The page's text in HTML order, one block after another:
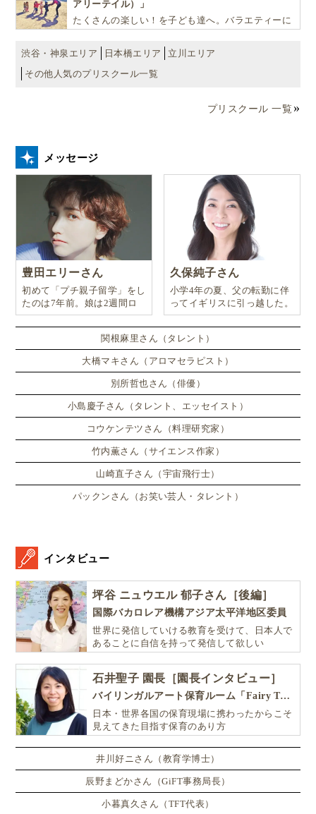
アリーテイル）」
たくさんの楽しい！を子ども達へ。バラエティーに
『生きる力』を育てます。
渋谷・神泉エリア 日本橋エリア
立川エリア
その他人気のプリスクール一覧
プリスクール 一覧
メッセージ
豊田エリーさん
初めて「プチ親子留学」をし
たのは7年前。娘は2週間ロ
ンドンのサマースクールに通
い、英語劇に挑戦したり、
久保純子さん
小学4年の夏、父の転勤に伴
ってイギリスに引っ越した。
関根麻里さん（タレント）
大橋マキさん（アロマセラピスト）
別所哲也さん（俳優）
小島慶子さん（タレント、エッセイスト）
コウケンテツさん（料理研究家）
竹内薫さん（サイエンス作家）
山崎直子さん（宇宙飛行士）
パックンさん（お笑い芸人・タレント）
インタビュー
坪谷 ニュウエル 郁子さん［後編］
国際バカロレア機構アジア太平洋地区委員
世界に発信していける教育を受けて、日本人で
あることに自信を持って発信して欲しい
石井聖子 園長［園長インタビュー］
バイリンガルアート保育ルーム「Fairy Tale（フェアリーテイル）」
日本・世界各国の保育現場に携わったからこそ
見えてきた目指す保育のあり方
井川好ニさん（教育学博士）
辰野まどかさん（GiFT事務局長）
小暮真久さん（TFT代表）